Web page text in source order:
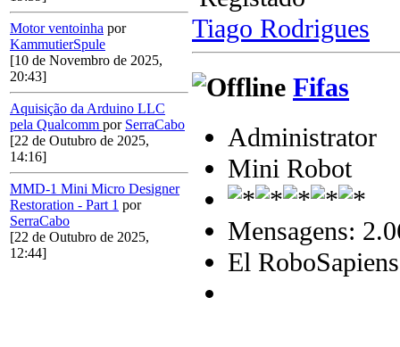
Motor ventoinha por
KammutierSpule
[10 de Novembro de 2025,
20:43]
Aquisição da Arduino LLC
pela Qualcomm por SerraCabo
[22 de Outubro de 2025,
14:16]
MMD-1 Mini Micro Designer
Restoration - Part 1 por
SerraCabo
[22 de Outubro de 2025,
12:44]
Tiago Rodrigues
Fifas
Administrator
Mini Robot
Mensagens:
El RoboSapiens